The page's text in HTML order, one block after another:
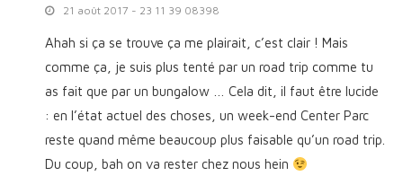
21 août 2017 - 23 11 39 08398
Ahah si ça se trouve ça me plairait, c’est clair ! Mais
comme ça, je suis plus tenté par un road trip comme tu
as fait que par un bungalow … Cela dit, il faut être lucide
: en l’état actuel des choses, un week-end Center Parc
reste quand même beaucoup plus faisable qu’un road trip.
Du coup, bah on va rester chez nous hein